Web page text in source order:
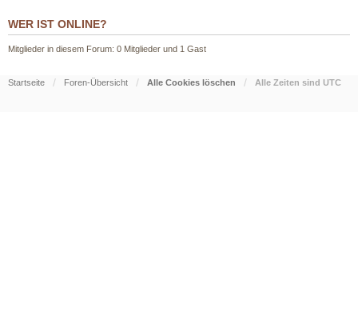
WER IST ONLINE?
Mitglieder in diesem Forum: 0 Mitglieder und 1 Gast
Startseite Foren-Übersicht Alle Cookies löschen Alle Zeiten sind UTC